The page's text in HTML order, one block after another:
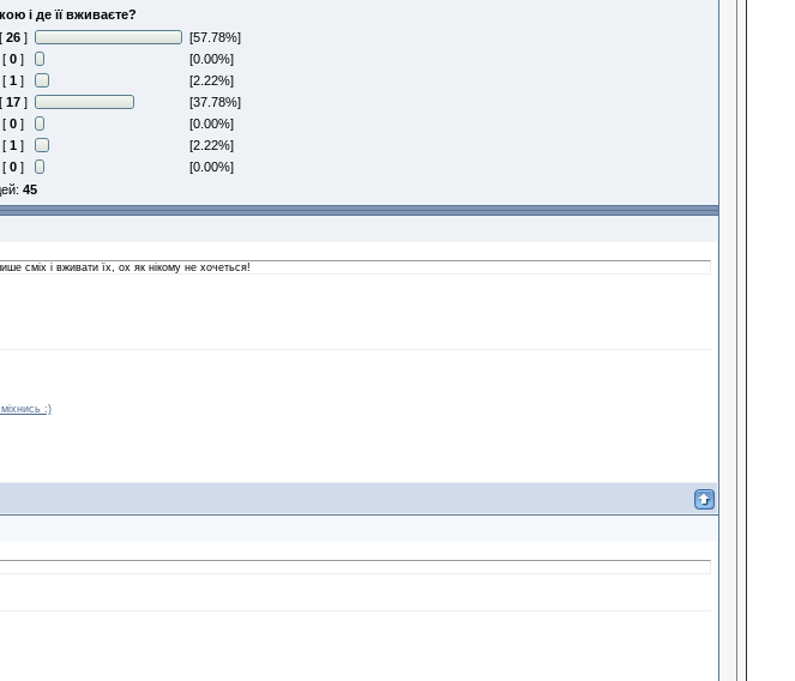
і де її вживаєте?
[ 26 ]
[57.78%]
[ 0 ]
[0.00%]
[ 1 ]
[2.22%]
[ 17 ]
[37.78%]
[ 0 ]
[0.00%]
[ 1 ]
[2.22%]
[ 0 ]
[0.00%]
45
смiх i вживати їх, ох як нiкому не хочеться!
:)